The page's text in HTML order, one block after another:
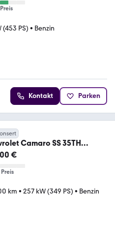
(453 PS) • Benzin
Kontakt Parken
Camaro SS 35TH
5.7 LS1 Manual 1/120
€
km • 257 kW (349 PS) • Benzin